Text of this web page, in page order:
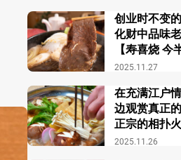
2025.11.27
创业时不变
化财中品味
【寿喜烧 今
2025.11.26
在充满江户
边观赏真正
正宗的相扑
江户东京博物